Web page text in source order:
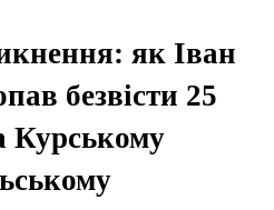
як Іван
безвісти 25
Курському